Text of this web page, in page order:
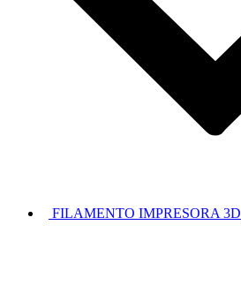
FILAMENTO IMPRESORA 3D